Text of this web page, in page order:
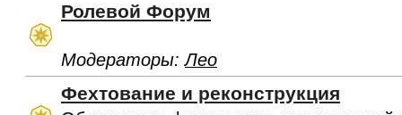
Ролевой Форум
Модераторы:Лео
Фехтование и реконструкция